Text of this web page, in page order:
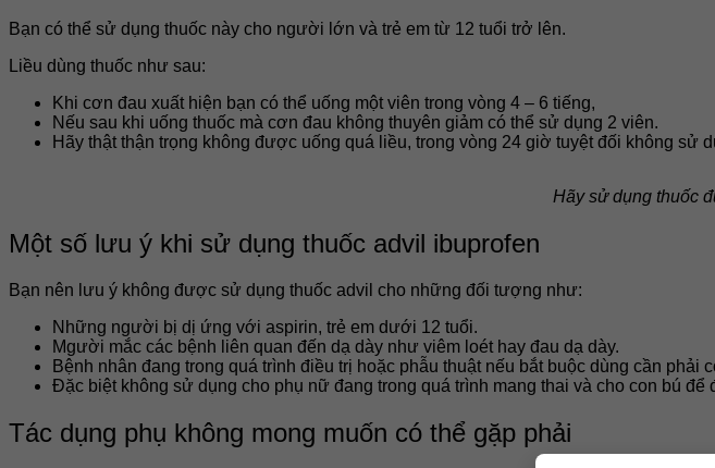
Bạn có thể sử dụng thuốc này cho người lớn và trẻ em từ 12 tuổi trở lên.
Liều dùng thuốc như sau:
Khi cơn đau xuất hiện bạn có thể uống một viên trong vòng 4 – 6 tiếng,
Nếu sau khi uống thuốc mà cơn đau không thuyên giảm có thể sử dụng 2 viên.
Hãy thật thận trọng không được uống quá liều, trong vòng 24 giờ tuyệt đối không sử
Hãy sử dụng thuốc
Một số lưu ý khi sử dụng thuốc advil ibuprofen
Bạn nên lưu ý không được sử dụng thuốc advil cho những đối tượng như:
Những người bị dị ứng với aspirin, trẻ em dưới 12 tuổi.
Mgười mắc các bệnh liên quan đến dạ dày như viêm loét hay đau dạ dày.
Bệnh nhân đang trong quá trình điều trị hoặc phẫu thuật nếu bắt buộc dùng cần phải
Đặc biệt không sử dụng cho phụ nữ đang trong quá trình mang thai và cho con bú
Tác dụng phụ không mong muốn có thể gặp phải